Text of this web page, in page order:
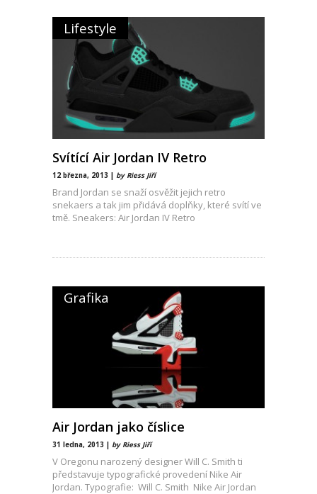
Lifestyle
Svítící Air Jordan IV Retro
12 března, 2013 | by Riess Jiří
Brand Jordan se snaží osvěžit jejich retro
snekaers a tak jim přidává doplňky, které svítí ve
tmě. Sneakers: Air Jordan IV Retro
Grafika
Air Jordan jako číslice
31 ledna, 2013 | by Riess Jiří
V Oregonu narozený designer Will C. Smith ti
představuje typografické provedení Nike Air
Jordan. Typografie: Will C. Smith Nike Air Jordan